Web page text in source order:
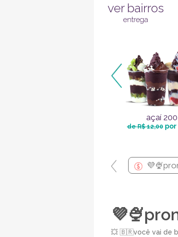
ver bairros
entrega
açaí
de R$ 12,00por
💥 🇧🇷você vai de